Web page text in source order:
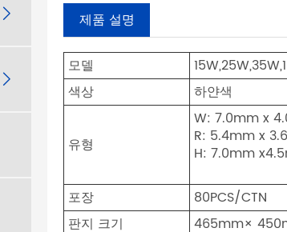


제품 설명
모델
색상
하얀색
유형
W: 7.0mm x
R: 5.4mm x
H: 7.0mm
포장
80PCS/CTN
판지 크기
465mm×